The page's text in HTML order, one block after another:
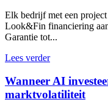
Elk bedrijf met een
Look&Fin financiering
Garantie tot...
Lees verder
Wanneer AI
marktvolatiliteit